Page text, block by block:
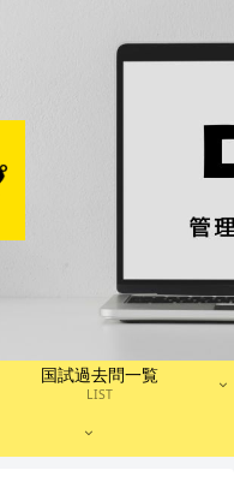
国試過去問一覧
LIST